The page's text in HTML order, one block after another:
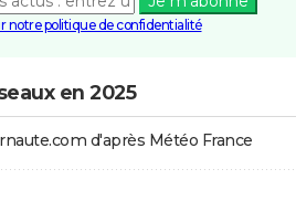
notre politique de confidentialité
en 2025
d'après Météo France